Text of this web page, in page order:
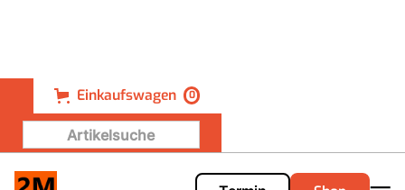
Einkaufswagen 0